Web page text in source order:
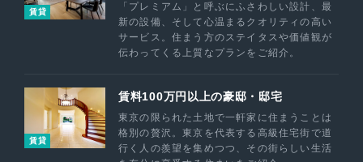
賃貸
「プレミアム」と呼ぶにふさわしい設計、最
新の設備、そして心温まるクオリティの高い
サービス。住まう方のステイタスや価値観が
伝わってくる上質なプランをご紹介。
賃貸
賃料100万円以上の豪邸・邸宅
東京の限られた土地で一軒家に住まうことは
格別の贅沢。東京を代表する高級住宅街で道
行く人の羨望を集めつつ、その街らしい生活